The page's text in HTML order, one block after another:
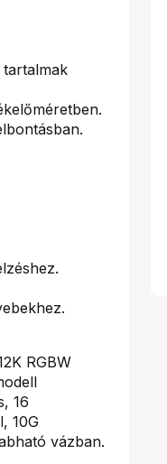
tartalmak
RGBW
16
10G
vázban.